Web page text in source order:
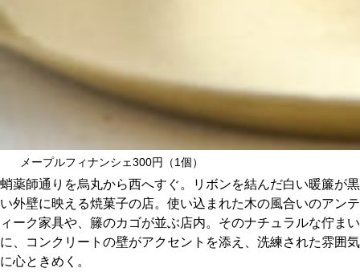
CULTURE
すべて
関西で開催。
おすすめの展覧会
おすすめの映画
誠光社で選びました。
おすすめの本
メープルフィナンシェ300円（1個）
蛸薬師通りを烏丸から西へすぐ。リボンを結んだ白い暖簾が黒
い外壁に映える焼菓子の店。使い込まれた木の風合いのアンテ
ィーク家具や、籐のカゴが並ぶ店内。そのナチュラルな佇まい
に、コンクリートの壁がアクセントを添え、洗練された雰囲気
に心ときめく。